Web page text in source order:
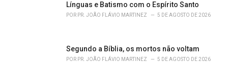
Línguas e Batismo com o Espírito Santo
POR PR. JOÃO FLÁVIO MARTINEZ 5 DE AGOSTO DE 2026
Segundo a Bíblia, os mortos não voltam
POR PR. JOÃO FLÁVIO MARTINEZ 5 DE AGOSTO DE 2026